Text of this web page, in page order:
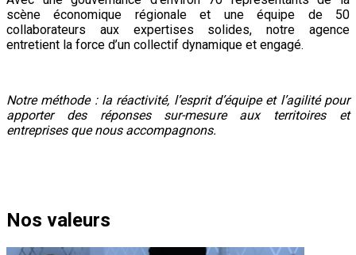
scène économique régionale et une équipe de 50
collaborateurs aux expertises solides, notre agence
entretient la force d’un collectif dynamique et engagé.
Notre méthode : la réactivité, l’esprit d’équipe et l’agilité pour
apporter des réponses sur-mesure aux territoires et
entreprises que nous accompagnons.
Nos valeurs